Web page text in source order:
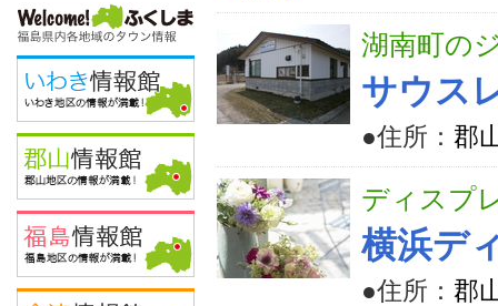
湖南町の
サウス
●住所： 郡
ディスプ
横浜デ
●住所： 郡